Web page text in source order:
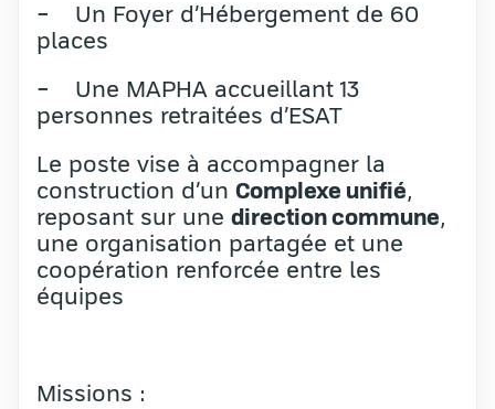
− Un Foyer d’Hébergement de 60
places
− Une MAPHA accueillant 13
personnes retraitées d’ESAT
Le poste vise à accompagner la
construction d’un Complexe unifié,
reposant sur une direction commune,
une organisation partagée et une
coopération renforcée entre les
équipes
Missions :